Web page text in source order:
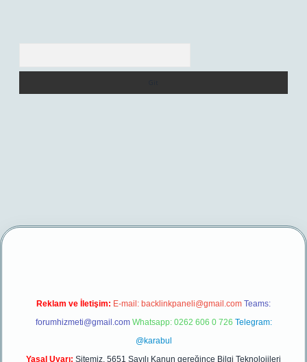
yeni giriş
Reklam ve İletişim: E-mail: backlinkpaneli@gmail.com Teams:
forumhizmeti@gmail.com Whatsapp: 0262 606 0 726 Telegram:
@karabul
Yasal Uyarı: Sitemiz, 5651 Sayılı Kanun gereğince Bilgi Teknolojileri